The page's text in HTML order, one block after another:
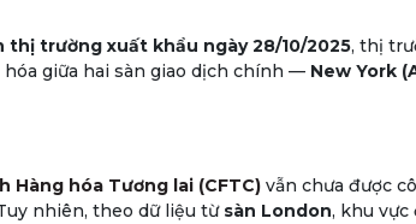
trường xuất khẩu ngày 28/10/2025, thị
giữa hai sàn giao dịch chính — New York
Hàng hóa Tương lai (CFTC) vẫn chưa được
nhiên, theo dữ liệu từ sàn London, khu vực